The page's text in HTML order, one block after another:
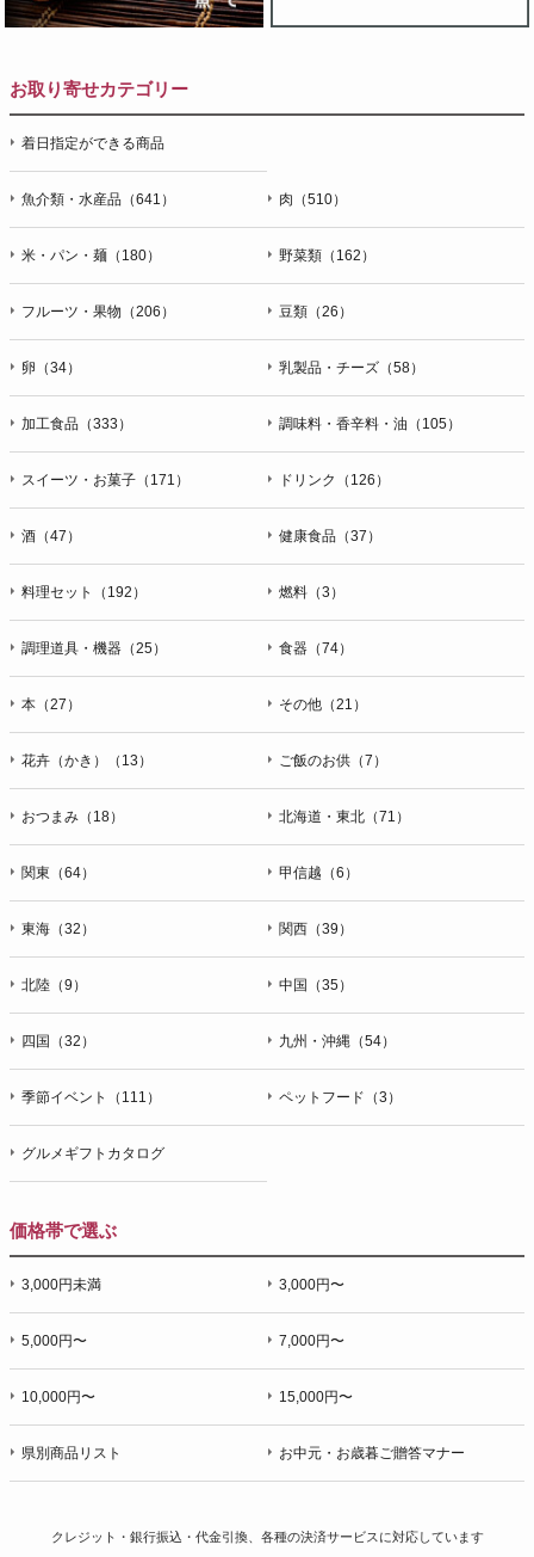
お取り寄せカテゴリー
着日指定ができる商品
魚介類・水産品（641） 肉（510）
米・パン・麺（180） 野菜類（162）
フルーツ・果物（206） 豆類（26）
卵（34） 乳製品・チーズ（58）
加工食品（333） 調味料・香辛料・油（105）
スイーツ・お菓子（171） ドリンク（126）
酒（47） 健康食品（37）
料理セット（192） 燃料（3）
調理道具・機器（25） 食器（74）
本（27） その他（21）
花卉（かき）（13） ご飯のお供（7）
おつまみ（18） 北海道・東北（71）
関東（64） 甲信越（6）
東海（32） 関西（39）
北陸（9） 中国（35）
四国（32） 九州・沖縄（54）
季節イベント（111） ペットフード（3）
グルメギフトカタログ
価格帯で選ぶ
3,000円未満 3,000円〜
5,000円〜 7,000円〜
10,000円〜 15,000円〜
県別商品リスト お中元・お歳暮ご贈答マナー
クレジット・銀行振込・代金引換、各種の決済サービスに対応しています